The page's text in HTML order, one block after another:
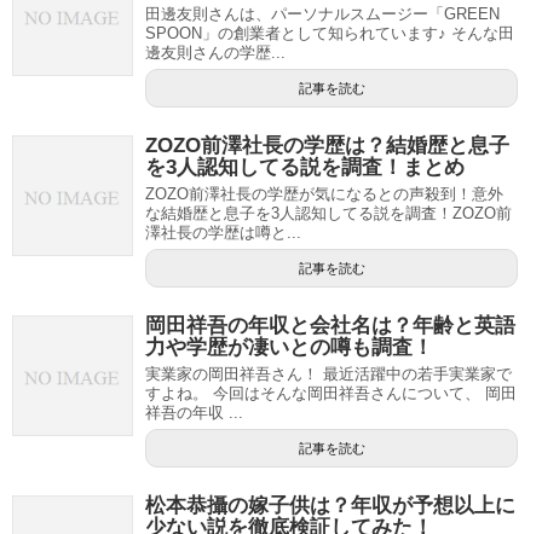
田邊友則さんは、パーソナルスムージー「GREEN
SPOON」の創業者として知られています♪ そんな田
邊友則さんの学歴...
記事を読む
ZOZO前澤社長の学歴は？結婚歴と息子
を3人認知してる説を調査！まとめ
ZOZO前澤社長の学歴が気になるとの声殺到！意外
な結婚歴と息子を3人認知してる説を調査！ZOZO前
澤社長の学歴は噂と...
記事を読む
岡田祥吾の年収と会社名は？年齢と英語
力や学歴が凄いとの噂も調査！
実業家の岡田祥吾さん！ 最近活躍中の若手実業家で
すよね。 今回はそんな岡田祥吾さんについて、 岡田
祥吾の年収 ...
記事を読む
松本恭攝の嫁子供は？年収が予想以上に
少ない説を徹底検証してみた！